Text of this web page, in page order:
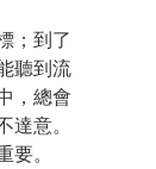
；到了
聽到流
，總會
意。
。